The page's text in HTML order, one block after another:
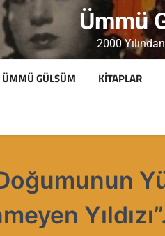
Ümmü
2000
ÜMMÜ GÜLSÜM KITAPLAR